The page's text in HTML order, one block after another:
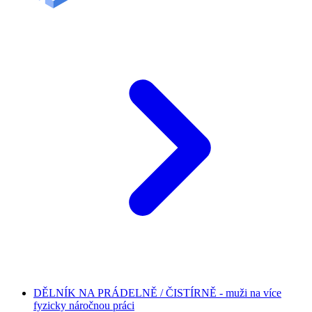
DĚLNÍK NA PRÁDELNĚ / ČISTÍRNĚ - muži na více
fyzicky náročnou práci